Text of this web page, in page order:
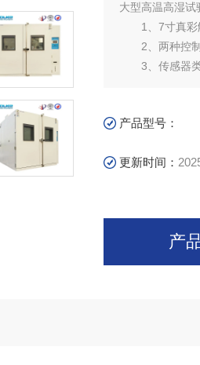
大型高温高湿
1、7寸真彩
2、两种控制
3、传感器类
产品型号：
更新时间：
产